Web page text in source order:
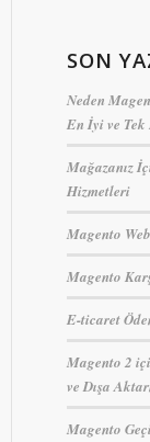
SON
Neden
En İyi ve Tek
Mağazanız
Hizmetleri
Magento
Magento
E-ticaret
Magento 2
ve Dışa
Magento